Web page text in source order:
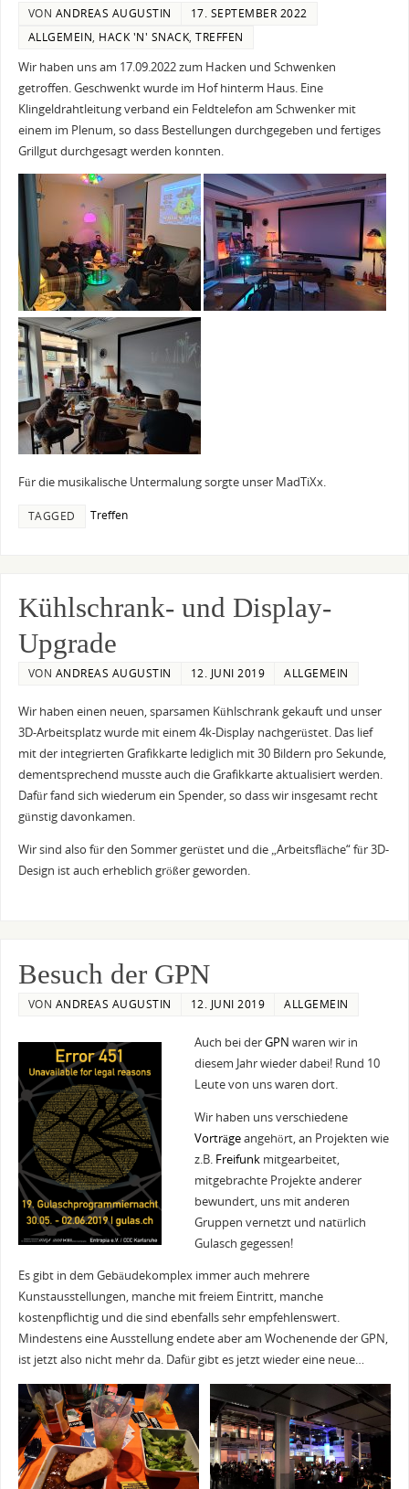
VON ANDREAS AUGUSTIN
17. SEPTEMBER 2022
ALLGEMEIN, HACK 'N' SNACK,TREFFEN
Wir haben uns am 17.09.2022 zum Hacken und Schwenken
getroffen. Geschwenkt wurde im Hof hinterm Haus. Eine
Klingeldrahtleitung verband ein Feldtelefon am Schwenker mit
einem im Plenum, so dass Bestellungen durchgegeben und fertiges
Grillgut durchgesagt werden konnten.
Für die musikalische Untermalung sorgte unser MadTiXx.
TAGGED Treffen
Kühlschrank- und Display-
Upgrade
VON ANDREAS AUGUSTIN 12. JUNI 2019 ALLGEMEIN
Wir haben einen neuen, sparsamen Kühlschrank gekauft und unser
3D-Arbeitsplatz wurde mit einem 4k-Display nachgerüstet. Das lief
mit der integrierten Grafikkarte lediglich mit 30 Bildern pro Sekunde,
dementsprechend musste auch die Grafikkarte aktualisiert werden.
Dafür fand sich wiederum ein Spender, so dass wir insgesamt recht
günstig davonkamen.
Wir sind also für den Sommer gerüstet und die „Arbeitsfläche“ für 3D-
Design ist auch erheblich größer geworden.
Besuch der GPN
VON ANDREAS AUGUSTIN 12. JUNI 2019 ALLGEMEIN
Auch bei derGPNwaren wir in
diesem Jahr wieder dabei! Rund 10
Leute von uns waren dort.
Wir haben uns verschiedene
Vorträgeangehört, an Projekten wie
z.B. Freifunk mitgearbeitet,
mitgebrachte Projekte anderer
bewundert, uns mit anderen
Gruppen vernetzt und natürlich
Gulasch gegessen!
Es gibt in dem Gebäudekomplex immer auch mehrere
Kunstausstellungen, manche mit freiem Eintritt, manche
kostenpflichtig und die sind ebenfalls sehr empfehlenswert.
Mindestens eine Ausstellung endete aber am Wochenende der GPN,
ist jetzt also nicht mehr da. Dafür gibt es jetzt wieder eine neue…